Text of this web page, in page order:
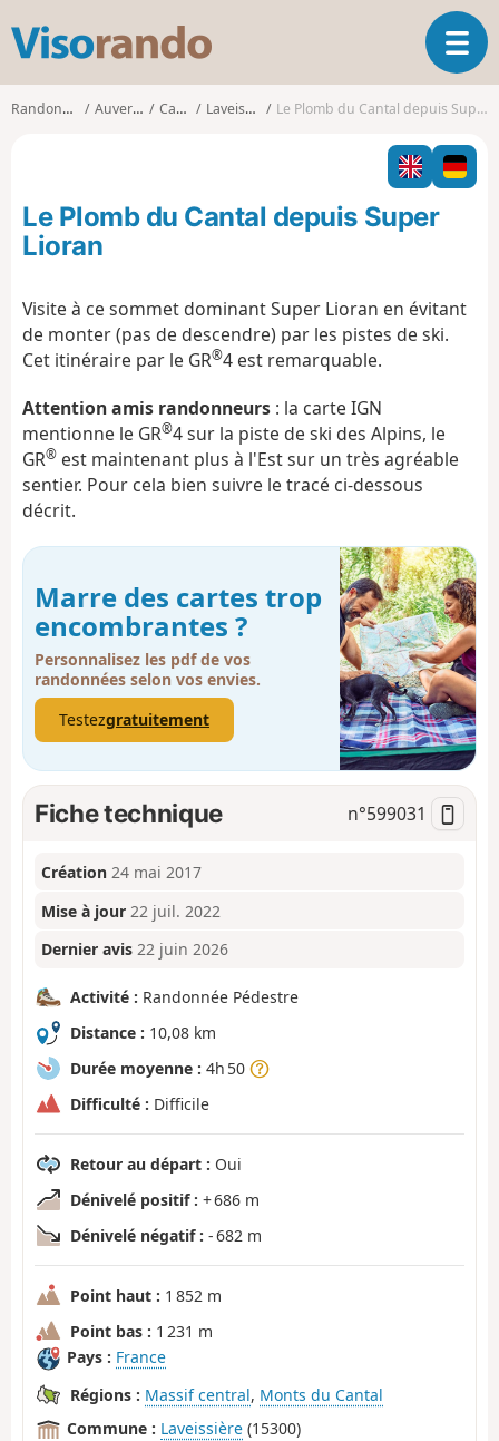
s
o
o
O
u
v
i
r
l
i
n
Randonnées Auvergne Cantal Laveissière Le Plomb du Cantal depuis Super Lioran
Le Plomb du Cantal depuis Super
Lioran
Visite à ce sommet dominant Super Lioran en évitant
de monter (pas de descendre) par les pistes de ski.
Cet itinéraire par le GR®4 est remarquable.
Attention amis randonneurs : la carte IGN
mentionne le GR®4 sur la piste de ski des Alpins, le
GR® est maintenant plus à l'Est sur un très agréable
sentier. Pour cela bien suivre le tracé ci-dessous
décrit.
Marre des cartes trop
encombrantes ?
Personnalisez les pdf de vos
randonnées selon vos envies.
Testezgratuitement
Fiche technique n°599031
Création 24 mai 2017
Mise à jour 22 juil. 2022
Dernier avis 22 juin 2026
Activité : Randonnée Pédestre
Distance : 10,08 km
Durée moyenne : 4h 50
Difficulté : Difficile
Retour au départ : Oui
Dénivelé positif : + 686 m
Dénivelé négatif : - 682 m
Point haut : 1 852 m
Point bas : 1 231 m
Pays : France
Régions : Massif central, Monts du Cantal
Commune : Laveissière (15300)